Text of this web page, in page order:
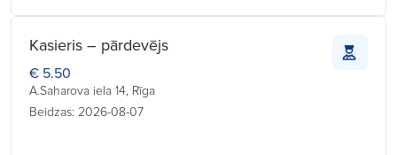
Kasieris – pārdevējs
€ 5.50
A.Saharova iela 14, Rīga
Beidzas: 2026-08-07